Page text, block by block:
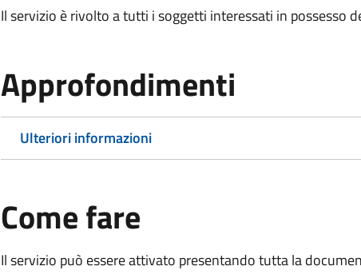
Il servizio è rivolto a tutti i soggetti interessati in possesso
Approfondimenti
Ulteriori informazioni
Come fare
Il servizio può essere attivato presentando tutta la